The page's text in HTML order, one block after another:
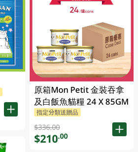
原箱Mon Petit 金裝吞拿
及白飯魚貓糧 24 X 85GM
指定分類送贈品
$336.00
$210.00